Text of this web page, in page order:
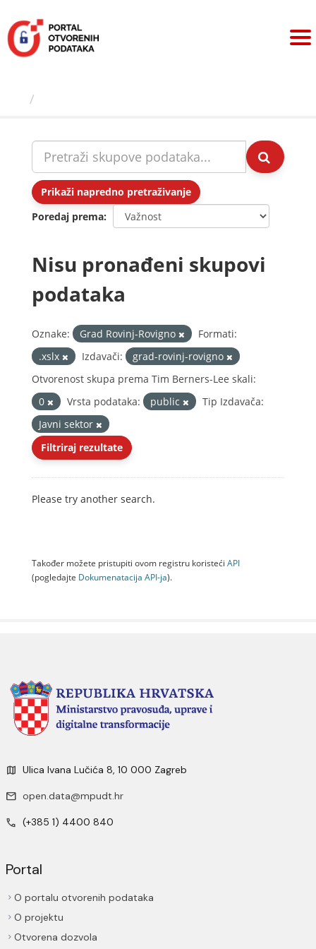
sadržaj
Prikaži napredno pretraživanje
Poredaj prema
Nisu pronađeni skupovi
podataka
Oznake: Grad Rovinj-Rovigno
Formati:
.xslx
Izdavači:
grad-rovinj-rovigno
Otvorenost skupa prema Tim Berners-Lee skali:
0
Vrsta podataka: public
Tip Izdavača:
Javni sektor
Filtriraj rezultate
Please try another search.
Također možete pristupiti ovom registru koristeći API
(pogledajte Dokumenаtаcijа API-jа).